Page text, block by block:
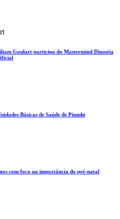
Goulart participa do Mastermind Dinastia
Básicas de Saúde de Piumhi
com foco na importância do pré-natal